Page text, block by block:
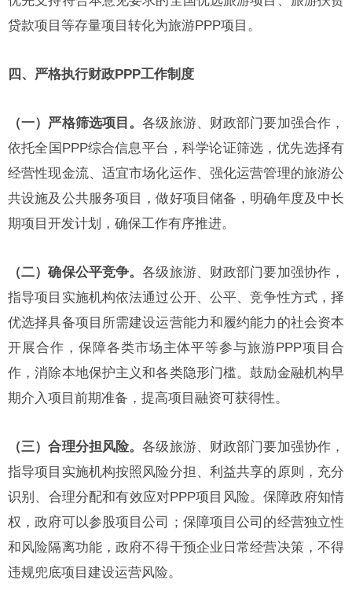
贷款项目等存量项目转化为旅游PPP项目。
四、严格执行财政PPP工作制度
（一）严格筛选项目。各级旅游、财政部门要加强合作，
依托全国PPP综合信息平台，科学论证筛选，优先选择有
经营性现金流、适宜市场化运作、强化运营管理的旅游公
共设施及公共服务项目，做好项目储备，明确年度及中长
期项目开发计划，确保工作有序推进。
（二）确保公平竞争。各级旅游、财政部门要加强协作，
指导项目实施机构依法通过公开、公平、竞争性方式，择
优选择具备项目所需建设运营能力和履约能力的社会资本
开展合作，保障各类市场主体平等参与旅游PPP项目合
作，消除本地保护主义和各类隐形门槛。鼓励金融机构早
期介入项目前期准备，提高项目融资可获得性。
（三）合理分担风险。各级旅游、财政部门要加强协作，
指导项目实施机构按照风险分担、利益共享的原则，充分
识别、合理分配和有效应对PPP项目风险。保障政府知情
权，政府可以参股项目公司；保障项目公司的经营独立性
和风险隔离功能，政府不得干预企业日常经营决策，不得
违规兜底项目建设运营风险。